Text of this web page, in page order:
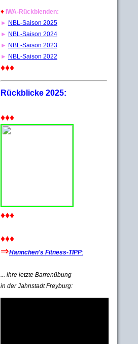
♦ IWA-Rückblenden:
► NBL-Saison 2025
► NBL-Saison 2024
► NBL-Saison 2023
► NBL-Saison 2022
♦♦♦
Rückblicke 2025:
♦♦♦
♦♦♦
♦♦♦
⇒Hannchen's Fitness-TIPP:
... ihre letzte Barrenübung
in der Jahnstadt Freyburg: